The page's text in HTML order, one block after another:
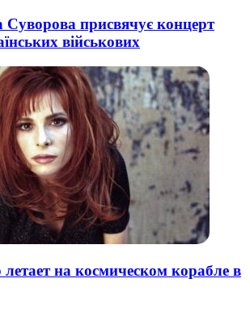
присвячує концерт
військових
на космическом корабле в